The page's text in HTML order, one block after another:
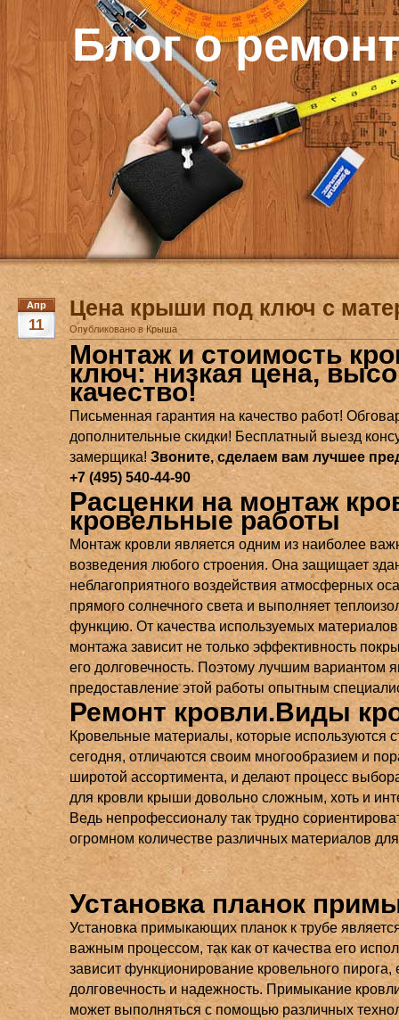
Блог о
Апр
11
Цена крыши под ключ с
Опубликовано в Крыша
Монтаж и стоимость
ключ: низкая цена,
качество!
Письменная гарантия на качество работ!
дополнительные скидки! Бесплатный выезд
замерщика! Звоните, сделаем вам лучшее
+7 (495) 540-44-90
Расценки на монтаж
кровельные работы
Монтаж кровли является одним из наиболее
возведения любого строения. Она защищает
неблагоприятного воздействия атмосферных
прямого солнечного света и выполняет
функцию. От качества используемых материалов
монтажа зависит не только эффективность
его долговечность. Поэтому лучшим вариантом
предоставление этой работы опытным
Ремонт кровли.Виды
Кровельные материалы, которые используются
сегодня, отличаются своим многообразием и
широтой ассортимента, и делают процесс
для кровли крыши довольно сложным, хоть и
Ведь непрофессионалу так трудно
огромном количестве различных материалов
Установка планок
Установка примыкающих планок к трубе
важным процессом, так как от качества его
зависит функционирование кровельного пирога,
долговечность и надежность. Примыкание
может выполняться с помощью различных